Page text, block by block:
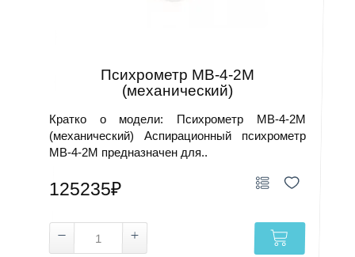
Психрометр МВ-4-2М
(механический)
Кратко о модели: Психрометр МВ-4-2М
(механический) Аспирационный психрометр
МВ-4-2М предназначен для..
125235₽